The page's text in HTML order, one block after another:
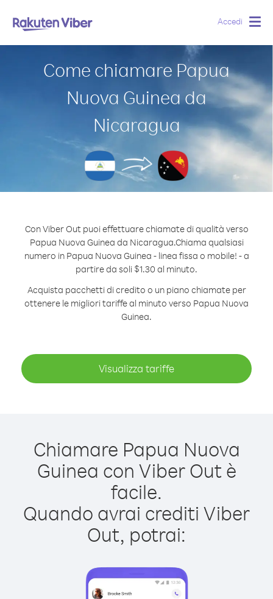
Accedi
Come chiamare Papua
Nuova Guinea da
Nicaragua
Con Viber Out puoi effettuare chiamate di qualità verso
Papua Nuova Guinea da Nicaragua.Chiama qualsiasi
numero in Papua Nuova Guinea - linea fissa o mobile! - a
partire da soli $1.30 al minuto.
Acquista pacchetti di credito o un piano chiamate per
ottenere le migliori tariffe al minuto verso Papua Nuova
Guinea.
Visualizza tariffe
Chiamare Papua Nuova
Guinea con Viber Out è
facile.
Quando avrai crediti Viber
Out, potrai: